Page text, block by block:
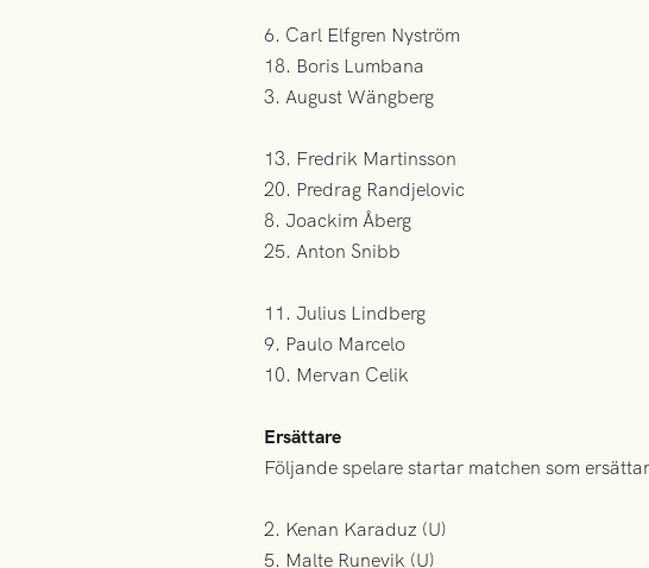
6. Carl Elfgren Nyström
18. Boris Lumbana
3. August Wängberg
13. Fredrik Martinsson
20. Predrag Randjelovic
8. Joackim Åberg
25. Anton Snibb
11. Julius Lindberg
9. Paulo Marcelo
10. Mervan Celik
Ersättare
Följande spelare startar matchen som
2. Kenan Karaduz (U)
5. Malte Runevik (U)